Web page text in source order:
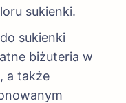
sukienki.
sukienki
biżuteria w
a także